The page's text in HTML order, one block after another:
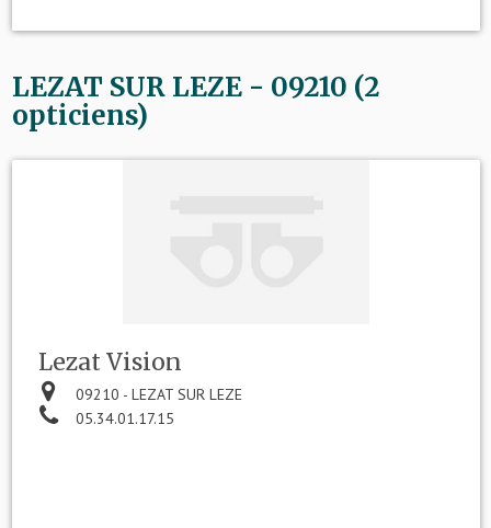
LEZAT SUR LEZE - 09210 (2
opticiens)
Lezat Vision
09210 - LEZAT SUR LEZE
05.34.01.17.15